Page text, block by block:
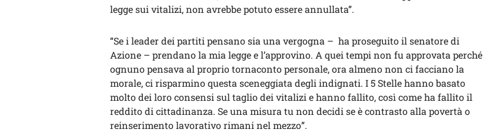
legge sui vitalizi, non avrebbe potuto essere annullata”.
“Se i leader dei partiti pensano sia una vergogna – ha proseguito il senatore di
Azione – prendano la mia legge e l’approvino. A quei tempi non fu approvata perché
ognuno pensava al proprio tornaconto personale, ora almeno non ci facciano la
morale, ci risparmino questa sceneggiata degli indignati. I 5 Stelle hanno basato
molto dei loro consensi sul taglio dei vitalizi e hanno fallito, così come ha fallito il
reddito di cittadinanza. Se una misura tu non decidi se è contrasto alla povertà o
reinserimento lavorativo rimani nel mezzo”.